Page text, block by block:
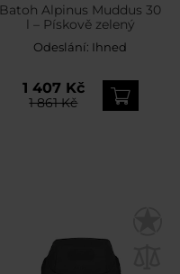
Batoh Alpinus Muddus 30
l – Pískově zelený
Odeslání: Ihned
1 407 Kč
1 861 Kč